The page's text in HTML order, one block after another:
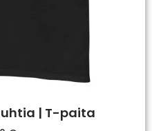
| T-paita